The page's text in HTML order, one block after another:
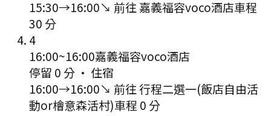
15:30→16:00↘ 前往 嘉義福容voco酒店車程
30 分
4
16:00~16:00嘉義福容voco酒店
停留 0 分 · 住宿
16:00→16:00↘ 前往行程二選一(飯店自由活
動or檜意森活村)車程 0 分